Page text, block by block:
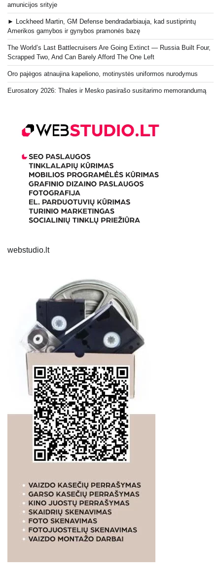
amunicijos srityje
► Lockheed Martin, GM Defense bendradarbiauja, kad sustiprintų
Amerikos gamybos ir gynybos pramonės bazę
The World’s Last Battlecruisers Are Going Extinct — Russia Built Four,
Scrapped Two, And Can Barely Afford The One Left
Oro pajėgos atnaujina kapeliono, motinystės uniformos nurodymus
Eurosatory 2026: Thales ir Mesko pasirašo susitarimo memorandumą
webstudio.lt